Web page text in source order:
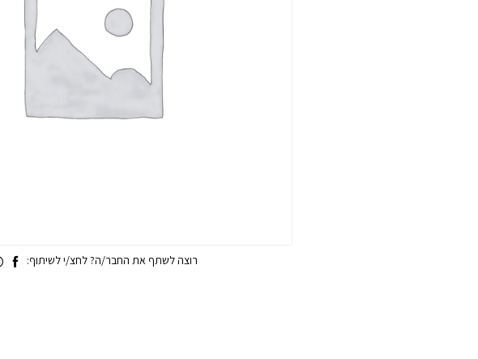
רוצה לשתף את החבר/ה? לחצ/י לשיתוף: